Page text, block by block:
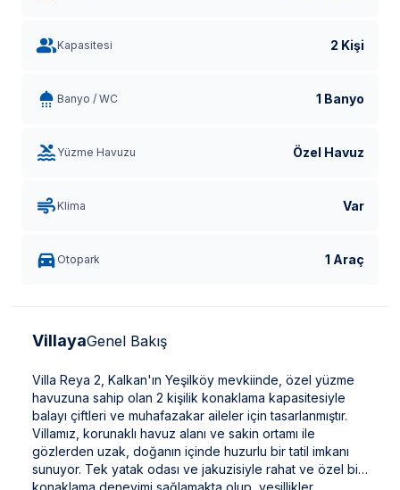
Kapasitesi 2 Kişi
Banyo / WC 1 Banyo
Yüzme Havuzu Özel Havuz
Klima Var
Otopark 1 Araç
VillayaGenel Bakış
Villa Reya 2, Kalkan'ın Yeşilköy mevkiinde, özel yüzme
havuzuna sahip olan 2 kişilik konaklama kapasitesiyle
balayı çiftleri ve muhafazakar aileler için tasarlanmıştır.
Villamız, korunaklı havuz alanı ve sakin ortamı ile
gözlerden uzak, doğanın içinde huzurlu bir tatil imkanı
sunuyor. Tek yatak odası ve jakuzisiyle rahat ve özel bir
konaklama deneyimi sağlamakta olup, yeşillikler